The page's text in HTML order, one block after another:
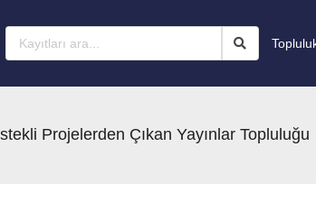
Projelerden Çıkan Yayınlar Topluluğu